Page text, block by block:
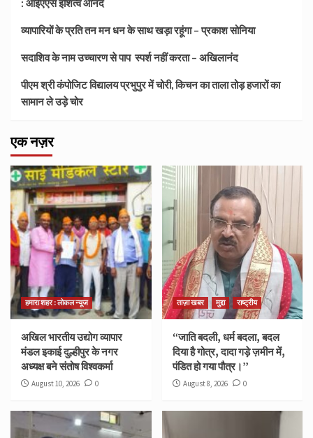
: आईएएस इशित्व आनंद
व्यापारियों के प्रति तन मन धन के साथ खड़ा रहूंगा – प्रकाश सोनिया
सदाशिव के नाम उच्चारण से पाप स्पर्श नहीं करता – अखिलानंद
पीएम श्री कंपोजिट विद्यालय प्रभुपुर में चोरी, किचन का ताला तोड़ हजारों का
सामान ले उड़े चोर
एक नज़र
हमारा शहर : लोकल न्यूज
अखिल भारतीय उद्योग व्यापार
मंडल इकाई दुल्हीपुर के नगर
अध्यक्ष बने संतोष विश्वकर्मा
August 10, 2026 0
ताज़ा खबर मुद्दा राष्ट्रीय
“जाति बदली, धर्म बदला, बदल
दिया है गोत्र, दादा गड़े ज़मीन में,
पंडित हो गया पौत्र।”
August 8, 2026 0